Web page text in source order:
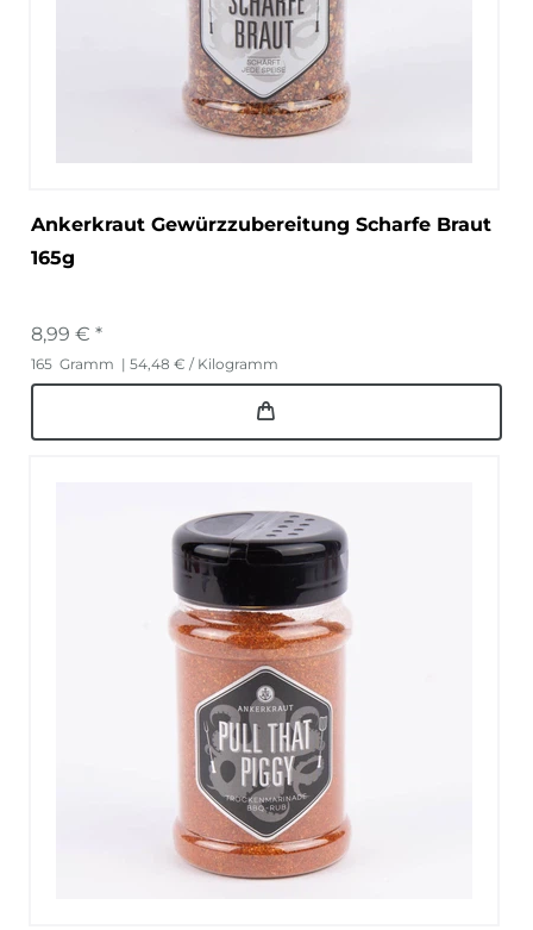
Ankerkraut Gewürzzubereitung Scharfe Braut
165g
8,99 € *
165 Gramm | 54,48 € / Kilogramm